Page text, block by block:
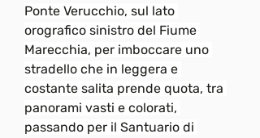
Ponte Verucchio, sul lato
orografico sinistro del Fiume
Marecchia, per imboccare uno
stradello che in leggera e
costante salita prende quota, tra
panorami vasti e colorati,
passando per il Santuario di